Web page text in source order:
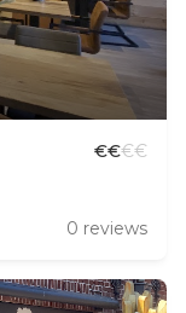
€€€€
0 reviews